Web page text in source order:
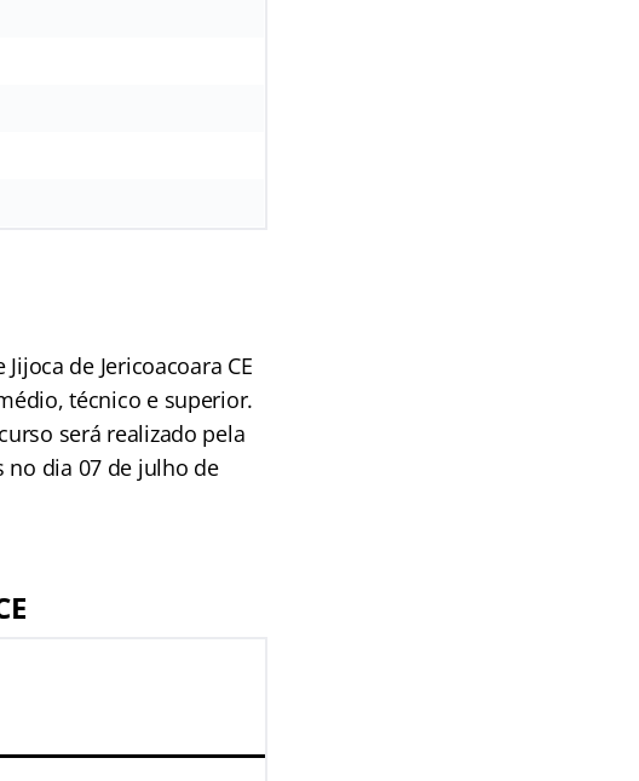
de Jericoacoara CE
técnico e superior.
será realizado pela
no dia 07 de julho de